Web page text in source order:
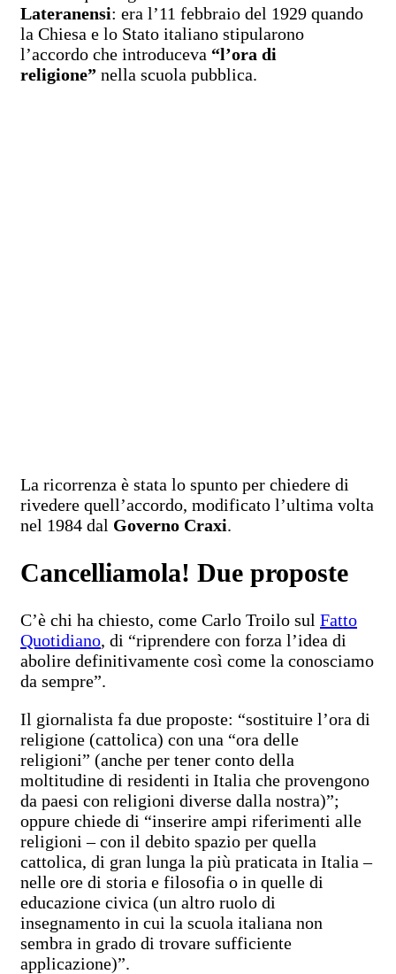
Lateranensi: era l’11 febbraio del 1929 quando
la Chiesa e lo Stato italiano stipularono
l’accordo che introduceva “l’ora di
religione” nella scuola pubblica.
La ricorrenza è stata lo spunto per chiedere di
rivedere quell’accordo, modificato l’ultima volta
nel 1984 dal Governo Craxi.
Cancelliamola! Due proposte
C’è chi ha chiesto, come Carlo Troilo sul Fatto
Quotidiano, di “riprendere con forza l’idea di
abolire definitivamente così come la conosciamo
da sempre”.
Il giornalista fa due proposte: “sostituire l’ora di
religione (cattolica) con una “ora delle
religioni” (anche per tener conto della
moltitudine di residenti in Italia che provengono
da paesi con religioni diverse dalla nostra)”;
oppure chiede di “inserire ampi riferimenti alle
religioni – con il debito spazio per quella
cattolica, di gran lunga la più praticata in Italia –
nelle ore di storia e filosofia o in quelle di
educazione civica (un altro ruolo di
insegnamento in cui la scuola italiana non
sembra in grado di trovare sufficiente
applicazione)”.